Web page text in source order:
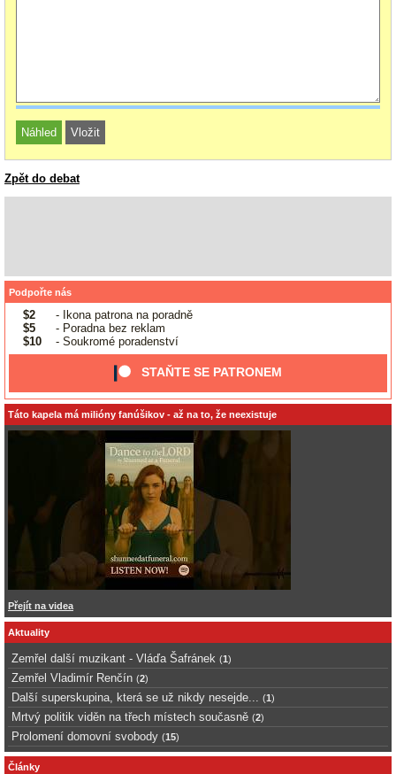
Zpět do debat
Podpořte nás
$2
- Ikona patrona na poradně
$5
- Poradna bez reklam
$10
- Soukromé poradenství
STAŇTE SE PATRONEM
Táto kapela má milióny fanúšikov - až na to, že neexistuje
Přejít na videa
Aktuality
Zemřel další muzikant - Vláďa Šafránek (1)
Zemřel Vladimír Renčín (2)
Další superskupina, která se už nikdy nesejde... (1)
Mrtvý politik viděn na třech místech současně (2)
Prolomení domovní svobody (15)
Články